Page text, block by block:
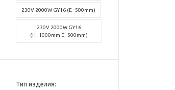
230V 2000W GY16 (E=500mm)
230V 2000W GY16
(H=1000mm E=500mm)
Тип изделия: